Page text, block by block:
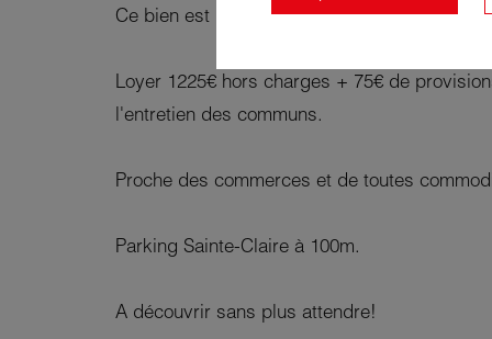
Ce bien est loué meublé et il est disponible
Loyer 1225€ hors charges + 75€ de
l'entretien des communs.
Proche des commerces et de toutes
Parking Sainte-Claire à 100m.
A découvrir sans plus attendre!